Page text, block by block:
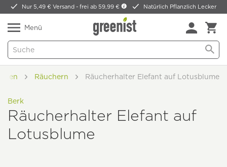
Nur 5,49 € Versand -frei ab 59,99 € Natürlich Pflanzlich Lecker
Menü
Räuchern Räucherhalter Elefant auf Lotusblume
Berk
Räucherhalter Elefant auf
Lotusblume